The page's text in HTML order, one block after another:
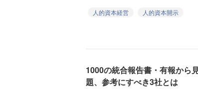
人的資本経営
人的資本開示
1000の統合報告書・有報から
題、参考にすべき3社とは